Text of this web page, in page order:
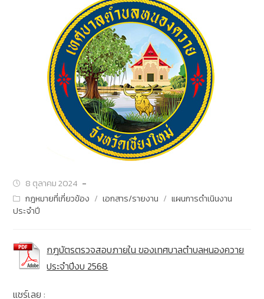
8 ตุลาคม 2024
กฎหมายที่เกี่ยวข้อง / เอกสาร/รายงาน / แผนการดำเนินงาน
ประจำปี
กฎบัตรตรวจสอบภายใน ของเทศบาลตำบลหนองควาย
ประจำปีงบ 2568
แชร์เลย :